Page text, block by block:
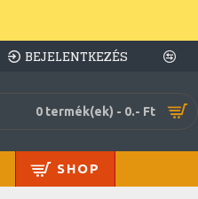
BEJELENTKEZÉS
0 termék(ek) - 0.- Ft
SHOP